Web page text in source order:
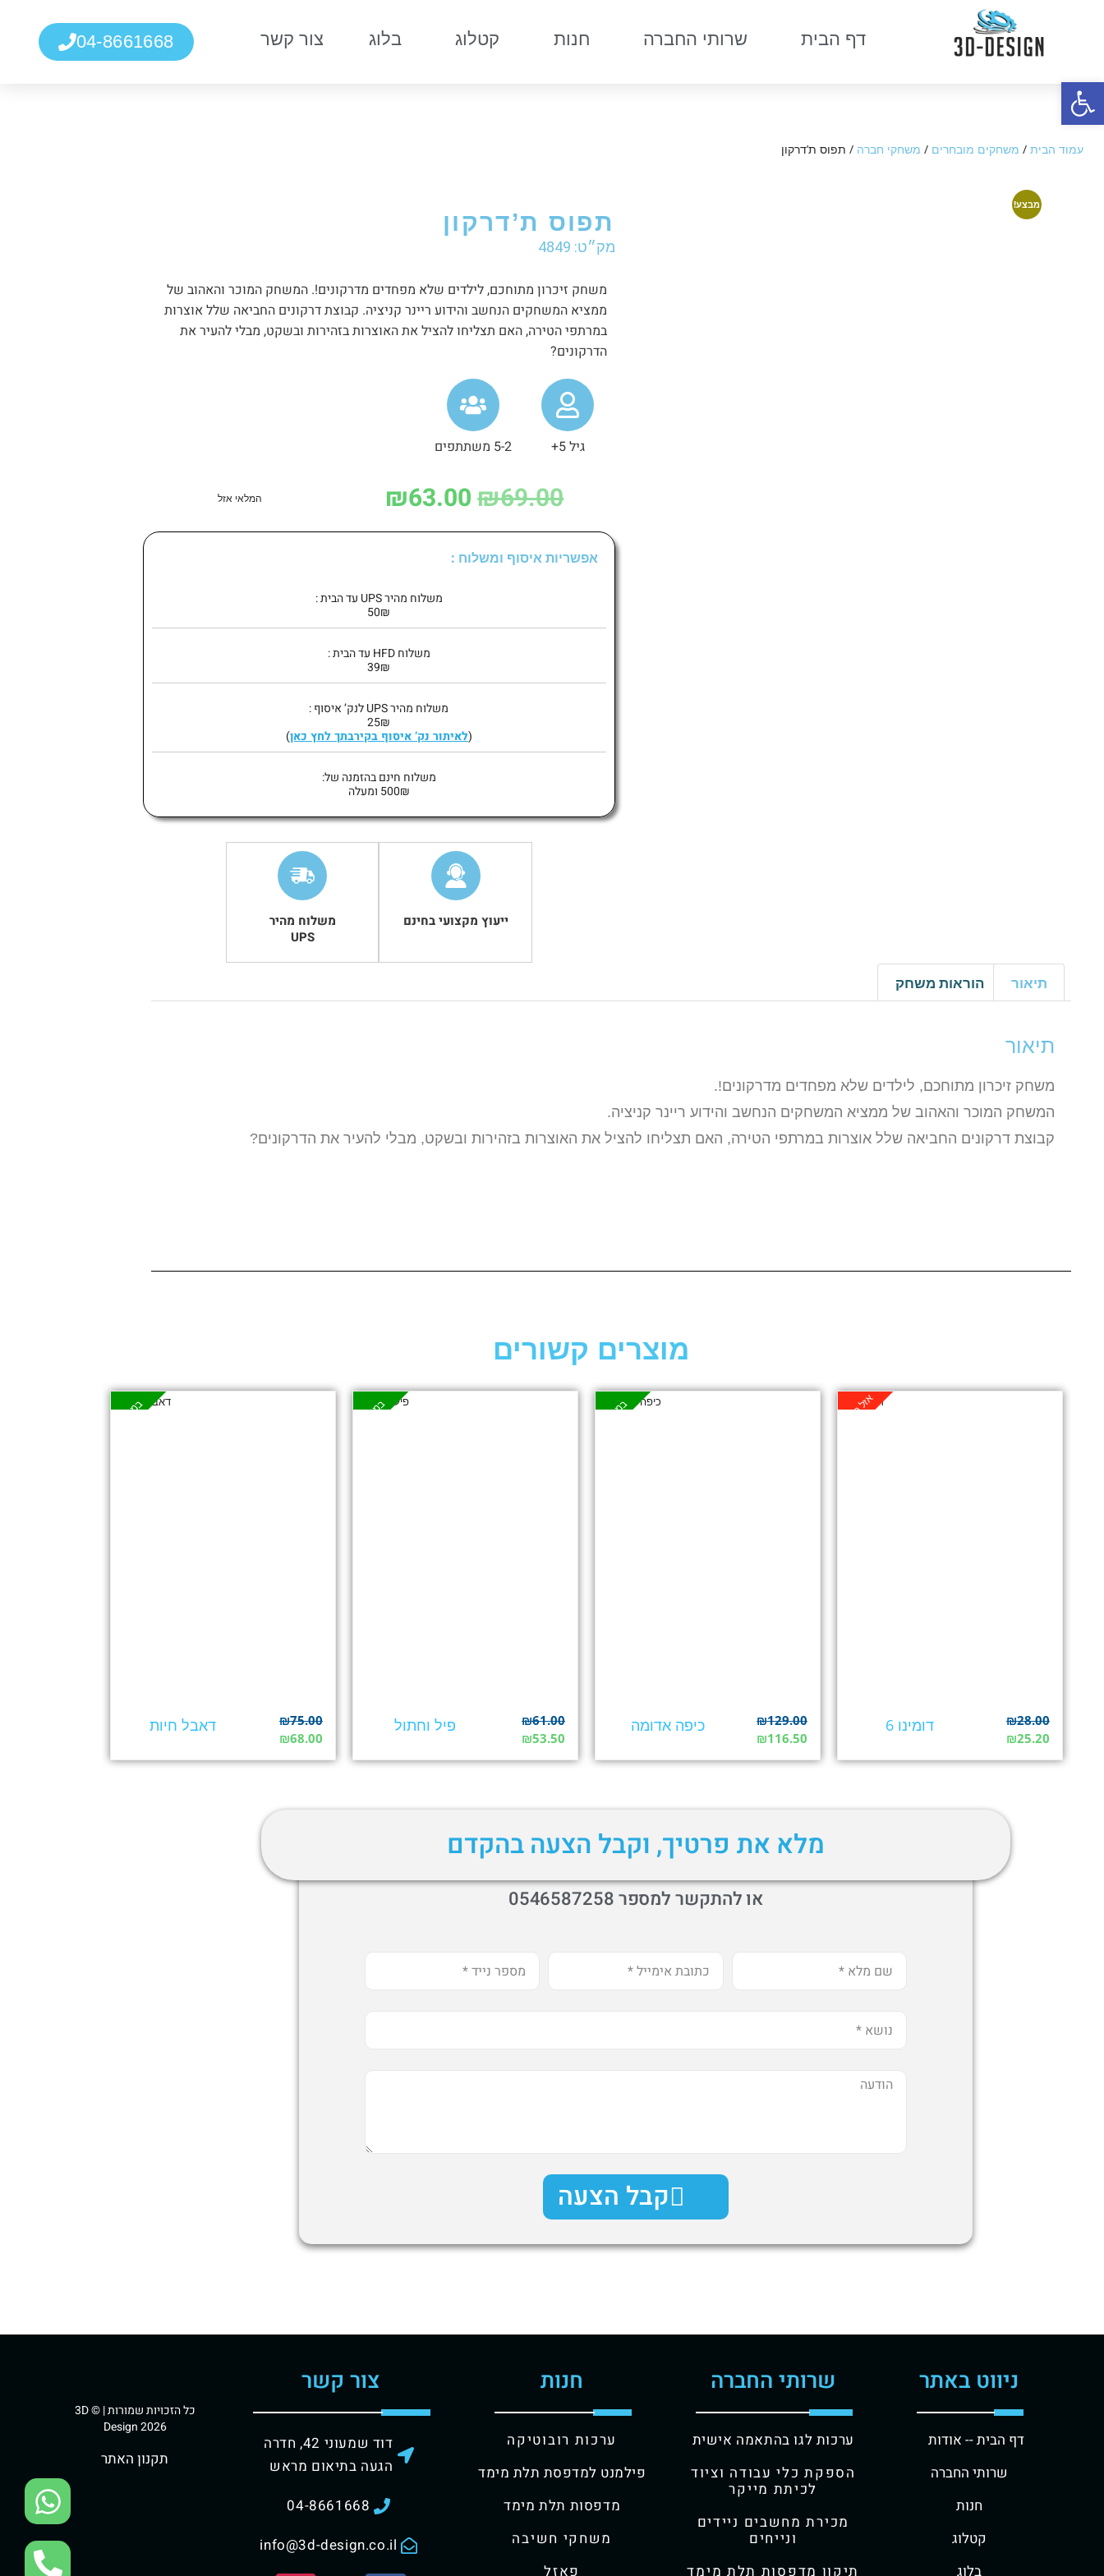
פתח סרגל נגישות
דף הבית שרותי החברה חנות קטלוג בלוג צור קשר 04-8661668
עמוד הבית / משחקים מובחרים / משחקי חברה / תפוס ת’דרקון
מבצע!
תפוס ת’דרקון
מק״ט: 4849
משחק זיכרון מתוחכם, לילדים שלא מפחדים מדרקונים!. המשחק המוכר והאהוב של
ממציא המשחקים הנחשב והידוע ריינר קניציה. קבוצת דרקונים החביאה שלל אוצרות
במרתפי הטירה, האם תצליחו להציל את האוצרות בזהירות ובשקט, מבלי להעיר את
הדרקונים?
גיל 5+ 5-2 משתתפים
₪69.00
₪63.00 המלאי אזל
אפשריות איסוף ומשלוח :
משלוח מהיר UPS עד הבית :
50₪
משלוח HFD עד הבית :
39₪
משלוח מהיר UPS לנק’ איסוף :
25₪
(לאיתור נק’ איסוף בקירבתך לחץ כאן)
משלוח חינם בהזמנה של:
500₪ ומעלה
ייעוץ מקצועי בחינם
משלוח מהיר
UPS
תיאור הוראות משחק
תיאור
משחק זיכרון מתוחכם, לילדים שלא מפחדים מדרקונים!.
המשחק המוכר והאהוב של ממציא המשחקים הנחשב והידוע ריינר קניציה.
קבוצת דרקונים החביאה שלל אוצרות במרתפי הטירה, האם תצליחו להציל את האוצרות בזהירות ובשקט, מבלי להעיר את הדרקונים?
מוצרים קשורים
אזל במלאי
דומינו 6 ₪28.00
₪25.20
במבצע
כיפה אדומה ₪129.00
₪116.50
במבצע
פיל וחתול ₪61.00
₪53.50
במבצע
דאבל חיות ₪75.00
₪68.00
מלא את פרטיך, וקבל הצעה בהקדם
או להתקשר למספר 0546587258
קבל הצעה
ניווט באתר
דף הבית -- אודות
שרותי החברה
חנות
קטלוג
בלוג
שרותי החברה
ערכות לגו בהתאמה אישית
הספקת כלי עבודה וציוד
לכיתת מייקר
מכירת מחשבים ניידים
ונייחים
תיקון מדפסות תלת מימד
חנות
ערכות רובוטיקה
פילמנט למדפסת תלת מימד
מדפסות תלת מימד
משחקי חשיבה
פאזל
צור קשר
דוד שמעוני 42, חדרה
הגעה בתיאום מראש
04-8661668
info@3d-design.co.il
כל הזכויות שמורות | © 3D
Design 2026
תקנון האתר